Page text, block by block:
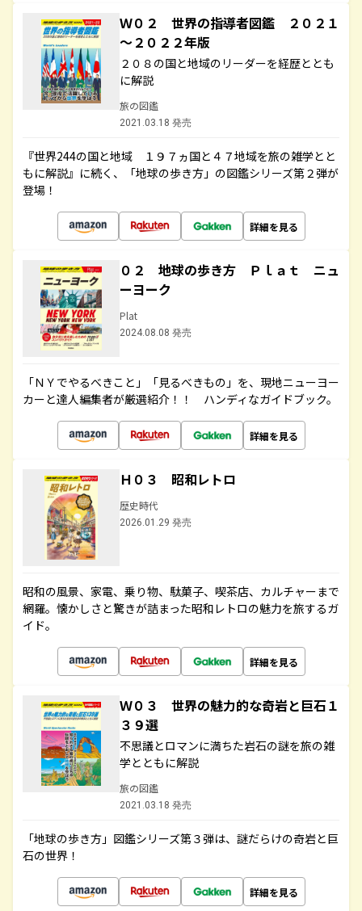
Ｗ０２ 世界の指導者図鑑 ２０２１
～２０２２年版
２０８の国と地域のリーダーを経歴ととも
に解説
旅の図鑑
2021.03.18 発売
『世界244の国と地域 １９７ヵ国と４７地域を旅の雑学とと
もに解説』に続く、「地球の歩き方」の図鑑シリーズ第２弾が
登場！
詳細を見る
０２ 地球の歩き方 Ｐｌａｔ ニュ
ーヨーク
Plat
2024.08.08 発売
「ＮＹでやるべきこと」「見るべきもの」を、現地ニューヨー
カーと達人編集者が厳選紹介！！ ハンディなガイドブック。
詳細を見る
Ｈ０３ 昭和レトロ
歴史時代
2026.01.29 発売
昭和の風景、家電、乗り物、駄菓子、喫茶店、カルチャーまで
網羅。懐かしさと驚きが詰まった昭和レトロの魅力を旅するガ
イド。
詳細を見る
Ｗ０３ 世界の魅力的な奇岩と巨石１
３９選
不思議とロマンに満ちた岩石の謎を旅の雑
学とともに解説
旅の図鑑
2021.03.18 発売
「地球の歩き方」図鑑シリーズ第３弾は、謎だらけの奇岩と巨
石の世界！
詳細を見る